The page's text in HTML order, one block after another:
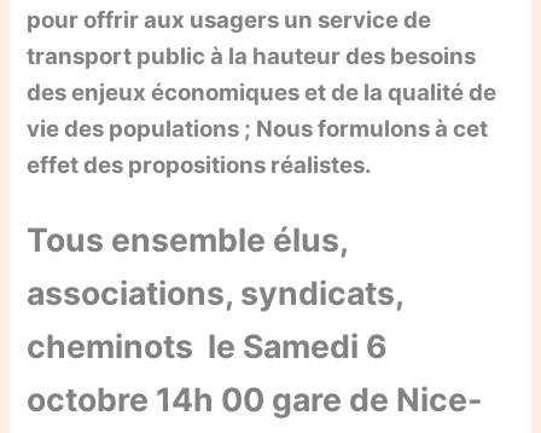
pour offrir aux usagers un service de
transport public à la hauteur des besoins
des enjeux économiques et de la qualité de
vie des populations ; Nous formulons à cet
effet des propositions réalistes.
Tous ensemble élus,
associations, syndicats,
cheminots le Samedi 6
octobre 14h 00 gare de Nice-